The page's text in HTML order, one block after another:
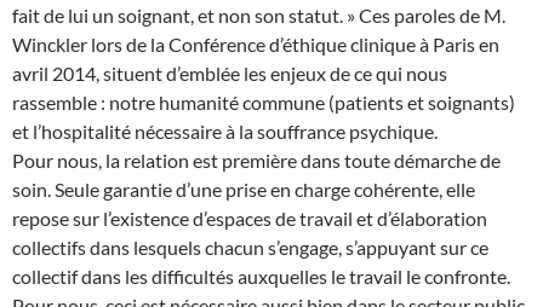
fait de lui un soignant, et non son statut. » Ces paroles de M.
Winckler lors de la Conférence d’éthique clinique à Paris en
avril 2014, situent d’emblée les enjeux de ce qui nous
rassemble : notre humanité commune (patients et soignants)
et l’hospitalité nécessaire à la souffrance psychique.
Pour nous, la relation est première dans toute démarche de
soin. Seule garantie d’une prise en charge cohérente, elle
repose sur l’existence d’espaces de travail et d’élaboration
collectifs dans lesquels chacun s’engage, s’appuyant sur ce
collectif dans les difficultés auxquelles le travail le confronte.